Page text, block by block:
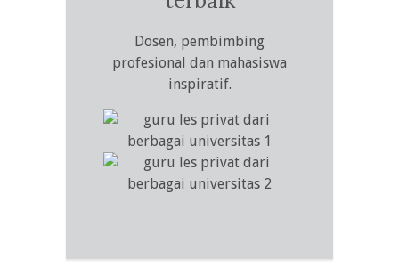
Dosen, pembimbing
profesional dan mahasiswa
inspiratif.